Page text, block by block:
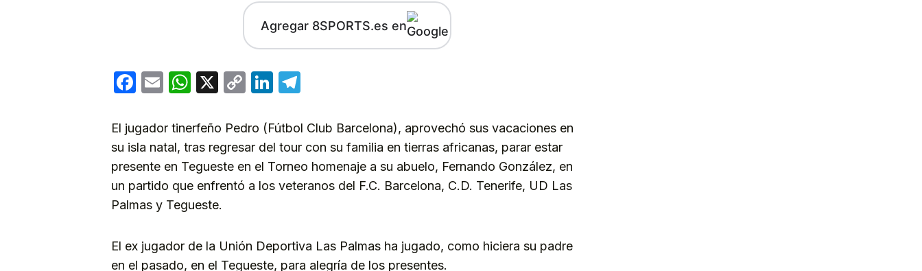
Agregar 8SPORTS.es en
Facebook
EmailWhatsApp
X
CopyLinkedIn
El jugador tinerfeño Pedro (Fútbol Club Barcelona), aprovechó sus vacaciones en
su isla natal, tras regresar del tour con su familia en tierras africanas, parar estar
presente en Tegueste en el Torneo homenaje a su abuelo, Fernando González, en
un partido que enfrentó a los veteranos del F.C. Barcelona, C.D. Tenerife, UD Las
Palmas y Tegueste.
El ex jugador de la Unión Deportiva Las Palmas ha jugado, como hiciera su padre
en el pasado, en el Tegueste, para alegría de los presentes.